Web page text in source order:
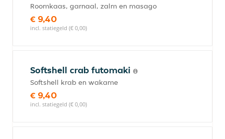
Roomkaas, garnaal, zalm en masago
€ 9,40
incl. statiegeld (€ 0,00)
Softshell crab futomaki
Softshell krab en wakame
€ 9,40
incl. statiegeld (€ 0,00)